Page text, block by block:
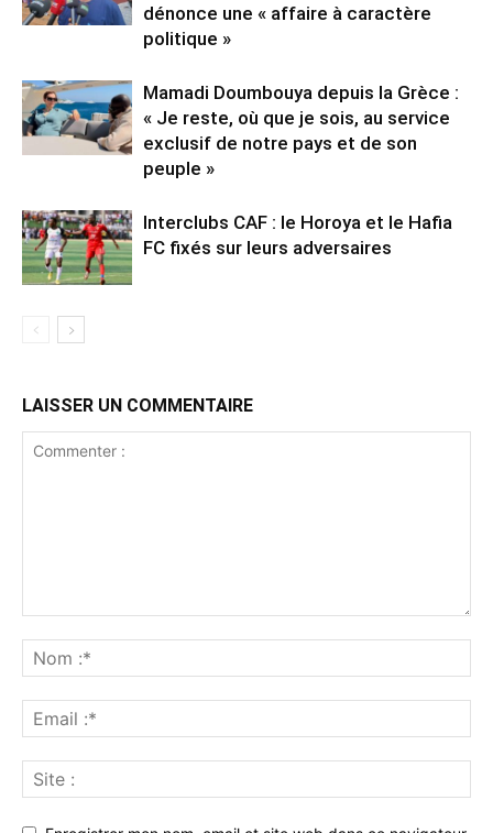
dénonce une « affaire à caractère
politique »
Mamadi Doumbouya depuis la Grèce :
« Je reste, où que je sois, au service
exclusif de notre pays et de son
peuple »
Interclubs CAF : le Horoya et le Hafia
FC fixés sur leurs adversaires
LAISSER UN COMMENTAIRE